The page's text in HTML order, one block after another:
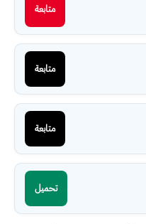
متابعة
متابعة
متابعة
تحميل